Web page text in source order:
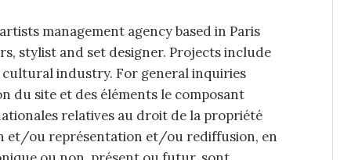
management agency based in Paris
stylist and set designer. Projects include
industry. For general inquiries
du site et des éléments le composant
relatives au droit de la propriété
et/ou représentation et/ou rediffusion, en